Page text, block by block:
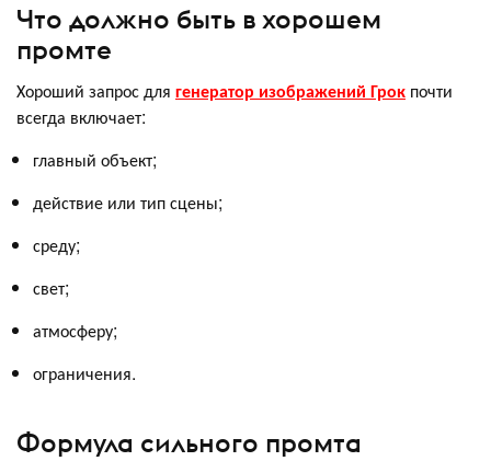
Что должно быть в хорошем
промте
Хороший запрос для генератор изображений Грок почти
всегда включает:
главный объект;
действие или тип сцены;
среду;
свет;
атмосферу;
ограничения.
Формула сильного промта